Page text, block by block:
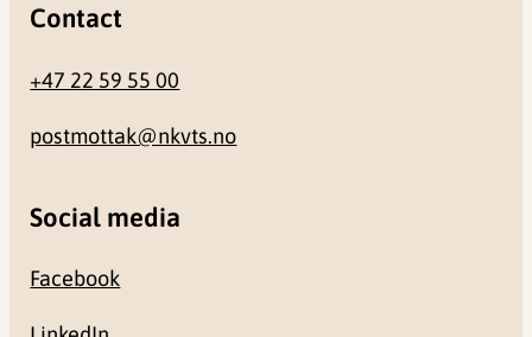
Contact
+47 22 59 55 00
postmottak@nkvts.no
Social media
Facebook